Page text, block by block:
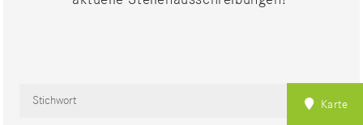
Karte